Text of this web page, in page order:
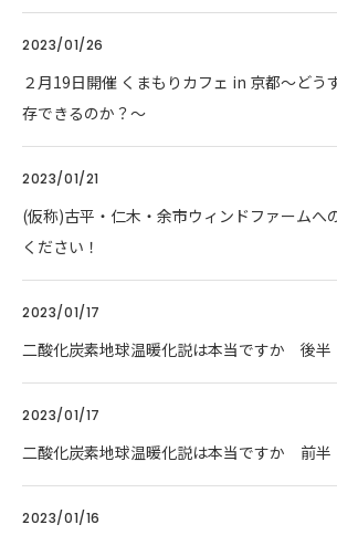
2023/01/26
２月19日開催 くまもりカフェ in 京都～どう
存できるのか？～
2023/01/21
(仮称)古平・仁木・余市ウィンドファームへ
ください！
2023/01/17
二酸化炭素地球温暖化説は本当ですか 後半
2023/01/17
二酸化炭素地球温暖化説は本当ですか 前半
2023/01/16